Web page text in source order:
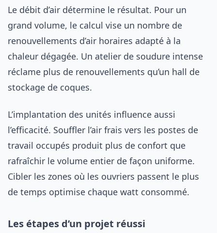
Le débit d’air détermine le résultat. Pour un
grand volume, le calcul vise un nombre de
renouvellements d’air horaires adapté à la
chaleur dégagée. Un atelier de soudure intense
réclame plus de renouvellements qu’un hall de
stockage de coques.
L’implantation des unités influence aussi
l’efficacité. Souffler l’air frais vers les postes de
travail occupés produit plus de confort que
rafraîchir le volume entier de façon uniforme.
Cibler les zones où les ouvriers passent le plus
de temps optimise chaque watt consommé.
Les étapes d’un projet réussi